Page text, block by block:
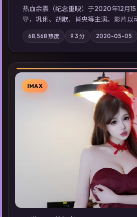
热血余震（纪念重映）于2020年12月
导，巩俐、胡歌、肖央等主演。影片以
的执念在暴风雨夜正面相撞；摄影与配
可通过「国产免费观看高清电视剧在线
佳作，畅享高清在线追剧体验。
68,568 热度 9.3 分 2020-05-05
▶
IMAX